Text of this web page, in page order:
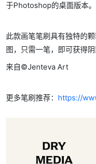
于Photoshop的桌面版本。
此款画笔笔刷具有独特的
图，只需一笔，即可获得
来自©️Jenteva Art
更多笔刷推荐： https://